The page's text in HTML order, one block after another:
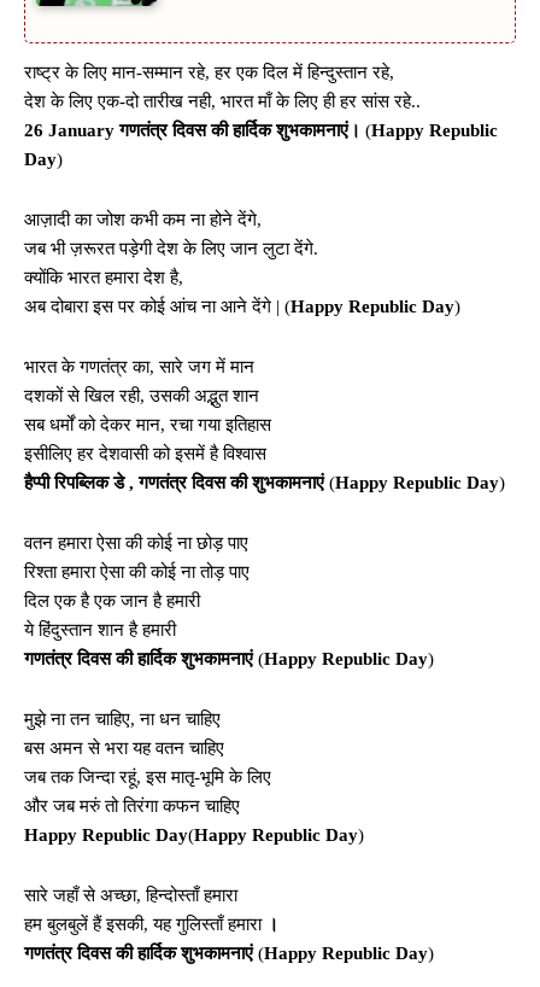
राष्ट्र के लिए मान-सम्मान रहे, हर एक दिल में हिन्दुस्तान रहे,
देश के लिए एक-दो तारीख नही, भारत माँ के लिए ही हर सांस रहे..
26 January गणतंत्र दिवस की हार्दिक शुभकामनाएं। (Happy Republic
Day)
आज़ादी का जोश कभी कम ना होने देंगे,
जब भी ज़रूरत पड़ेगी देश के लिए जान लुटा देंगे.
क्योंकि भारत हमारा देश है,
अब दोबारा इस पर कोई आंच ना आने देंगे | (Happy Republic Day)
भारत के गणतंत्र का, सारे जग में मान
दशकों से खिल रही, उसकी अद्भुत शान
सब धर्मों को देकर मान, रचा गया इतिहास
इसीलिए हर देशवासी को इसमें है विश्वास
हैप्पी रिपब्लिक डे , गणतंत्र दिवस की शुभकामनाएं(Happy Republic Day)
वतन हमारा ऐसा की कोई ना छोड़ पाए
रिश्ता हमारा ऐसा की कोई ना तोड़ पाए
दिल एक है एक जान है हमारी
ये हिंदुस्तान शान है हमारी
गणतंत्र दिवस की हार्दिक शुभकामनाएं(Happy Republic Day)
मुझे ना तन चाहिए, ना धन चाहिए
बस अमन से भरा यह वतन चाहिए
जब तक जिन्दा रहूं, इस मातृ-भूमि के लिए
और जब मरुं तो तिरंगा कफन चाहिए
Happy Republic Day(Happy Republic Day)
सारे जहाँ से अच्छा, हिन्दोस्ताँ हमारा
हम बुलबुलें हैं इसकी, यह गुलिस्ताँ हमारा ।
गणतंत्र दिवस की हार्दिक शुभकामनाएं(Happy Republic Day)